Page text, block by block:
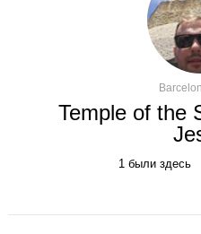
Temple of the
1 были здесь